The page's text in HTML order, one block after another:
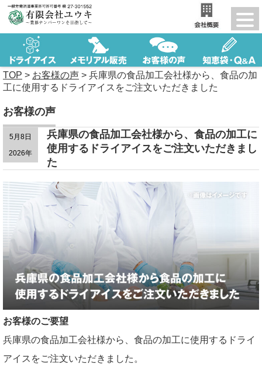
TOP > お客様の声 > 兵庫県の食品加工会社様から、食品の加
工に使用するドライアイスをご注文いただきました
お客様の声
5月8日
2026年
兵庫県の食品加工会社様から、食品の加工に
使用するドライアイスをご注文いただきまし
た
お客様のご要望
兵庫県の食品加工会社様から、食品の加工に使用するドライ
アイスをご注文いただきました。